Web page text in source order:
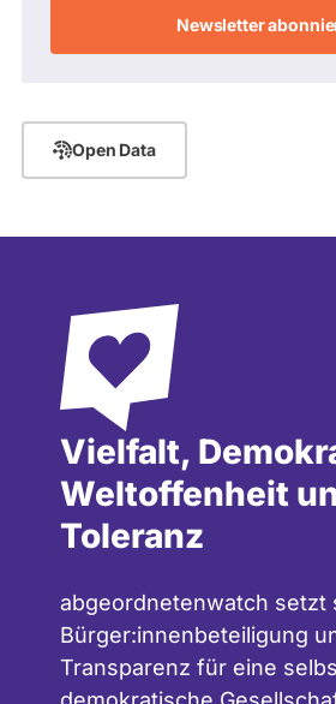
Open Data
Vielfalt,
Weltoffenheit
Toleranz
abgeordnetenwatch setzt
Bürger:innenbeteiligung
Transparenz für eine